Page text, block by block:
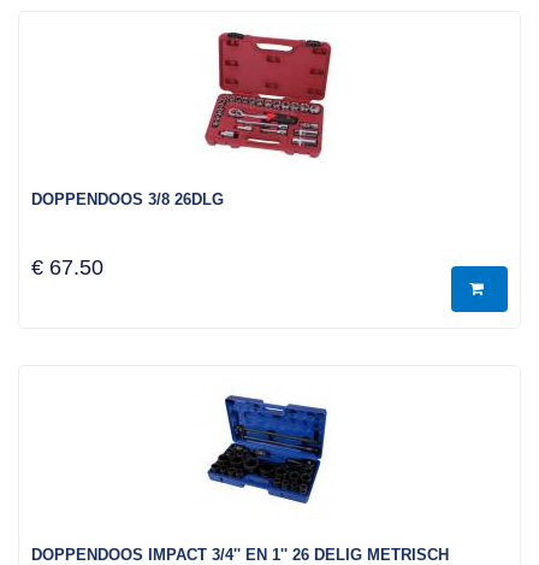
DOPPENDOOS 3/8 26DLG
€ 67.50
DOPPENDOOS IMPACT 3/4'' EN 1'' 26 DELIG METRISCH